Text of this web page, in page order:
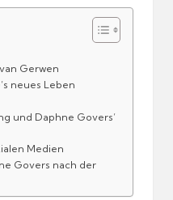
Gerwen
neues Leben
und Daphne Govers’
Medien
Govers nach der